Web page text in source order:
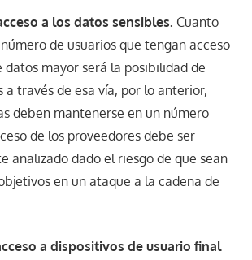
a los datos sensibles. Cuanto
de usuarios que tengan acceso
datos mayor será la posibilidad de
a través de esa vía, por lo anterior,
deben mantenerse en un número
de los proveedores debe ser
analizado dado el riesgo de que sean
en un ataque a la cadena de
a dispositivos de usuario final